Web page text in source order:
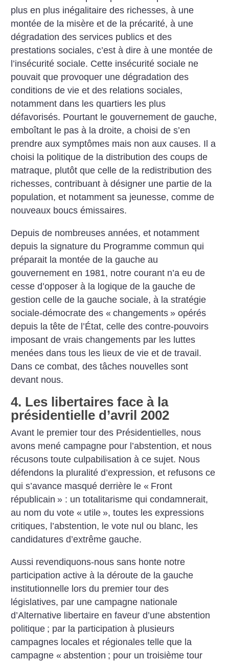
plus en plus inégalitaire des richesses, à une
montée de la misère et de la précarité, à une
dégradation des services publics et des
prestations sociales, c’est à dire à une montée de
l’insécurité sociale. Cette insécurité sociale ne
pouvait que provoquer une dégradation des
conditions de vie et des relations sociales,
notamment dans les quartiers les plus
défavorisés. Pourtant le gouvernement de gauche,
emboîtant le pas à la droite, a choisi de s’en
prendre aux symptômes mais non aux causes. Il a
choisi la politique de la distribution des coups de
matraque, plutôt que celle de la redistribution des
richesses, contribuant à désigner une partie de la
population, et notamment sa jeunesse, comme de
nouveaux boucs émissaires.
Depuis de nombreuses années, et notamment
depuis la signature du Programme commun qui
préparait la montée de la gauche au
gouvernement en 1981, notre courant n’a eu de
cesse d’opposer à la logique de la gauche de
gestion celle de la gauche sociale, à la stratégie
sociale-démocrate des « changements » opérés
depuis la tête de l’État, celle des contre-pouvoirs
imposant de vrais changements par les luttes
menées dans tous les lieux de vie et de travail.
Dans ce combat, des tâches nouvelles sont
devant nous.
4. Les libertaires face à la
présidentielle d’avril 2002
Avant le premier tour des Présidentielles, nous
avons mené campagne pour l’abstention, et nous
récusons toute culpabilisation à ce sujet. Nous
défendons la pluralité d’expression, et refusons ce
qui s’avance masqué derrière le « Front
républicain » : un totalitarisme qui condamnerait,
au nom du vote « utile », toutes les expressions
critiques, l’abstention, le vote nul ou blanc, les
candidatures d’extrême gauche.
Aussi revendiquons-nous sans honte notre
participation active à la déroute de la gauche
institutionnelle lors du premier tour des
législatives, par une campagne nationale
d’Alternative libertaire en faveur d’une abstention
politique ; par la participation à plusieurs
campagnes locales et régionales telle que la
campagne « abstention ; pour un troisième tour